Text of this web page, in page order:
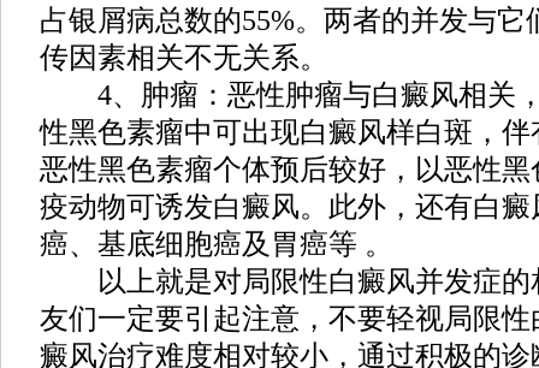
占银屑病总数的55%。两者的并发与
传因素相关不无关系。
4、肿瘤：恶性肿瘤与白癜风相关
性黑色素瘤中可出现白癜风样白斑，
恶性黑色素瘤个体预后较好，以恶性
疫动物可诱发白癜风。此外，还有白
癌、基底细胞癌及胃癌等 。
以上就是对局限性白癜风并发症的
友们一定要引起注意，不要轻视局限
癜风治疗难度相对较小，通过积极的